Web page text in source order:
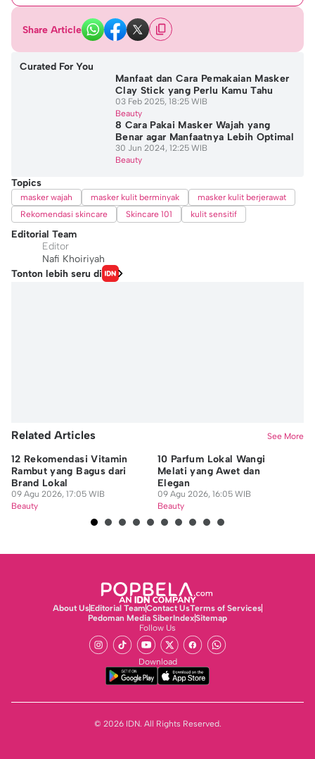
Share Article
Curated For You
Manfaat dan Cara Pemakaian Masker
Clay Stick yang Perlu Kamu Tahu
03 Feb 2025, 18:25 WIB
Beauty
8 Cara Pakai Masker Wajah yang
Benar agar Manfaatnya Lebih Optimal
30 Jun 2024, 12:25 WIB
Beauty
Topics
masker wajah masker kulit berminyak
masker kulit berjerawat
Rekomendasi skincare
Skincare 101 kulit sensitif
Editorial Team
Editor
Nafi Khoiriyah
Tonton lebih seru di
Related Articles See More
12 Rekomendasi Vitamin
Rambut yang Bagus dari
Brand Lokal
09 Agu 2026, 17:05 WIB
Beauty
10 Parfum Lokal Wangi
Melati yang Awet dan
Elegan
09 Agu 2026, 16:05 WIB
Beauty
About UsEditorial TeamContact UsTerms of Services
Pedoman Media SiberIndexSitemap
Follow Us
Download
© 2026 IDN. All Rights Reserved.